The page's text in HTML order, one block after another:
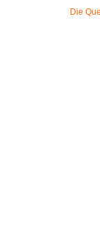
Die